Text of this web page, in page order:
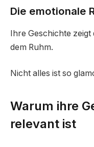
Die emotionale
Ihre Geschichte zeigt
dem Ruhm.
Nicht alles ist so
Warum ihre
relevant ist